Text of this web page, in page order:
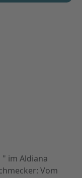
im Aldiana
Vom